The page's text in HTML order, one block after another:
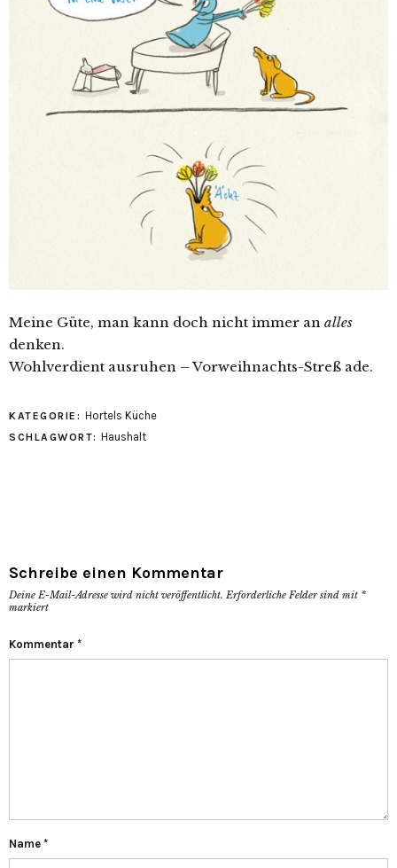
Meine Güte, man kann doch nicht immer an alles
denken.
Wohlverdient ausruhen – Vorweihnachts-Streß ade.
KATEGORIE: Hortels Küche
SCHLAGWORT: Haushalt
Schreibe einen Kommentar
Deine E-Mail-Adresse wird nicht veröffentlicht. Erforderliche Felder sind mit *
markiert
Kommentar *
Name *